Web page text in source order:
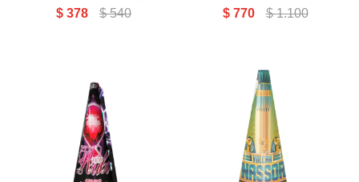
$ 378 $ 540 $ 770 $ 1.100
VOLCAN NASSOR 9'' 22CM